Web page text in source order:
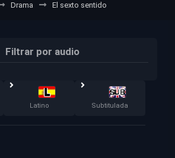
Drama El sexto sentido
Filtrar por audio
Latino Subtitulada